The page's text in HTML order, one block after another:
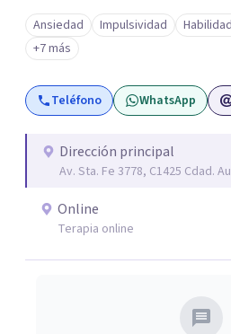
presencial como la modalidad online.
acompañarte en tu proyecto de
autoconocimiento, autoestima,
Mi objetivo es poder ayudarte a
desde una estabilidad emocional
Lic. Ricardo L.M. Boucherie,
Sistémica, Cognitivo
Ansiedad Impulsividad
+7 más
Teléfono WhatsApp
Dirección principal
Av. Sta. Fe 3778, C1425 Cdad.
Online
Terapia online